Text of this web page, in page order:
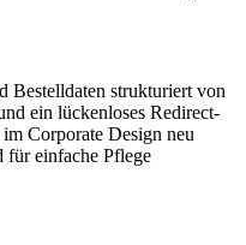
Bestelldaten strukturiert von
ein lückenloses Redirect-
Corporate Design neu
für einfache Pflege